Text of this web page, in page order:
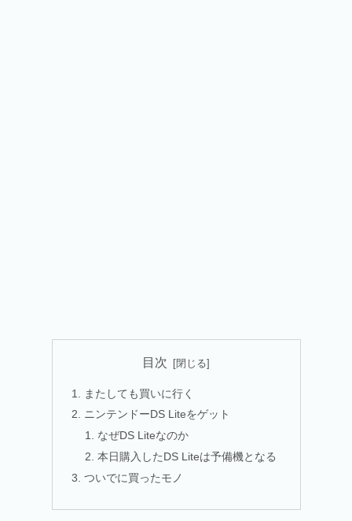
目次
またしても買いに行く
ニンテンドーDS Liteをゲット
なぜDS Liteなのか
本日購入したDS Liteは予備機となる
ついでに買ったモノ